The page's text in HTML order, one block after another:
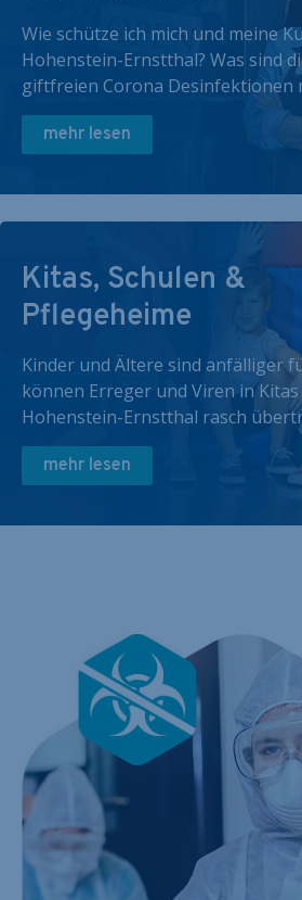
Wie schütze ich mich und meine
Hohenstein-Ernstthal? Was sind
giftfreien Corona Desinfektionen
mehr lesen
Kitas, Schulen &
Pflegeheime
Kinder und Ältere sind anfälliger
können Erreger und Viren in
Hohenstein-Ernstthal rasch
mehr lesen